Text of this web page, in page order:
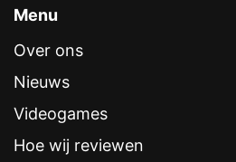
Menu
Over ons
Nieuws
Videogames
Hoe wij reviewen